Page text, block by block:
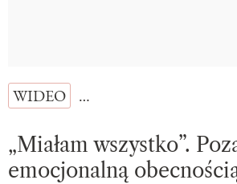
WIDEO …
„Miałam wszystko”.
emocjonalną